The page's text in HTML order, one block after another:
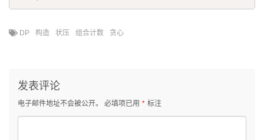
DP 构造 状压 组合计数 贪心
发表评论
电子邮件地址不会被公开。 必填项已用 * 标注